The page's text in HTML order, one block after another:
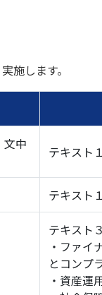
施します。
文中
テキスト
テキスト
テキスト
・ファイ
とコンプ
・資産運